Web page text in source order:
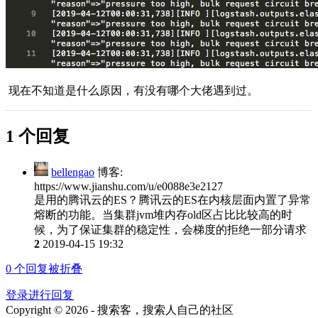
现在不知道是什么原因，有没有哪个大佬遇到过。
1 个回复
bellengao 博客:
https://www.jianshu.com/u/e0088e3e2127
是用的腾讯云的ES？腾讯云的ES在内核层面内置了异常
熔断的功能。当集群jvm堆内存old区占比比较高的时
候，为了保证集群的稳定性，会梯度的拒绝一部分请求
2 2019-04-15 19:32
0 个回复被折叠
登录进行回复
Copyright © 2026 - 搜索客，搜索人自己的社区